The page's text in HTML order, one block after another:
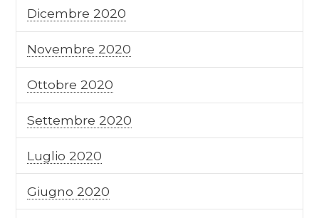
Dicembre 2020
Novembre 2020
Ottobre 2020
Settembre 2020
Luglio 2020
Giugno 2020